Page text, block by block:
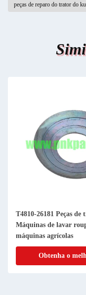
peças de reparo do trator do
T4810-26181 Peças
Máquinas de lavar
máquinas agrícolas
Obtenha o